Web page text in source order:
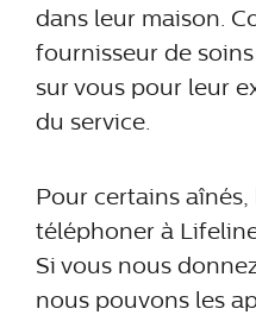
dans leur maison.
fournisseur de
sur vous pour leur
du service.
Pour certains
téléphoner à
Si vous nous
nous pouvons les